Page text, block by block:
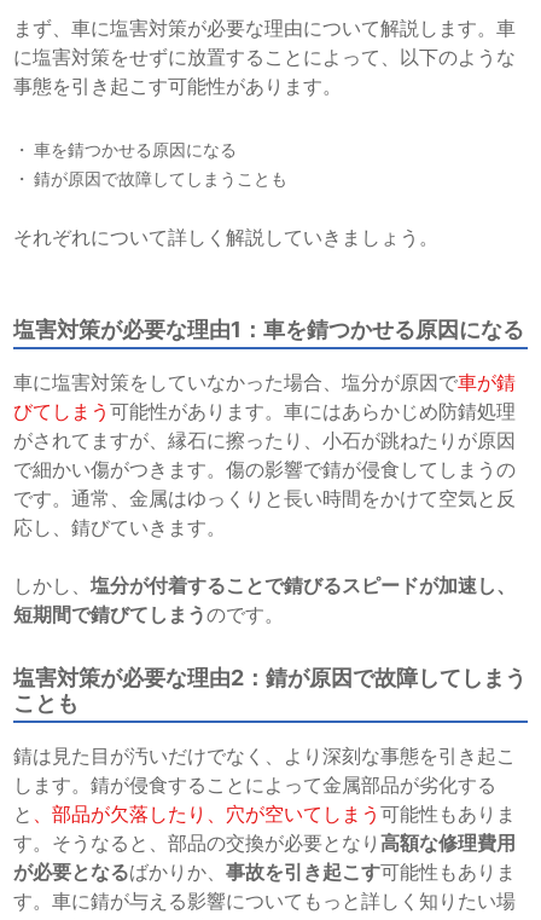
まず 、車に塩害対策が必要な理由について解説します。車
に塩害対策をせずに放置することによって、以下のような
事態を引き起こす可能性があります。
車を錆つかせる原因になる
錆が原因で故障してしまうことも
それぞれについて詳しく解説していきましょう。
塩害対策が必要な理由1：車を錆つかせる原因になる
車に塩害対策をしていなかった場合、塩分が原因で車が錆
びてしまう可能性があります。車にはあらかじめ防錆処理
がされてますが、縁石に擦ったり、小石が跳ねたりが原因
で細かい傷がつきます。傷の影響で錆が侵食してしまうの
です。通常、金属はゆっくりと長い時間をかけて空気と反
応し、錆びていきます。
しかし、塩分が付着することで錆びるスピードが加速し、
短期間で錆びてしまうのです。
塩害対策が必要な理由2：錆が原因で故障してしまう
ことも
錆は見た目が汚いだけでなく、より深刻な事態を引き起こ
します。錆が侵食することによって金属部品が劣化する
と
、部品が欠落したり、穴が空いてしまう可能性もありま
す。そうなると、部品の交換が必要となり高額な修理費用
が必要となるばかりか、事故を引き起こす可能性もありま
す。車に錆が与える影響についてもっと詳しく知りたい場